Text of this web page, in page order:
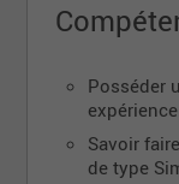
les tissus
supérieur ;
Coudre
bien fait ;
Posséder
Savoir
de type